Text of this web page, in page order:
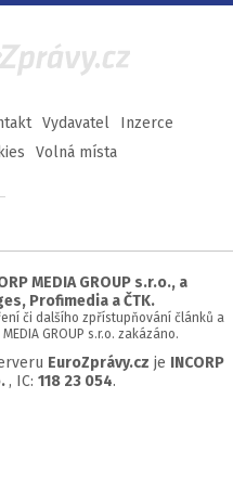
Instagram
YouTube
Vydavatel
Inzerce
Volná místa
MEDIA GROUP s.r.o., a
Profimedia a ČTK.
či dalšího zpřístupňování článků a
GROUP s.r.o. zakázáno.
EuroZprávy.cz je INCORP
, IC: 118 23 054.